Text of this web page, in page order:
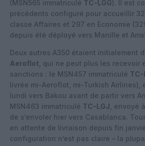
(MSN565 immatriculé TC-LGG). Il est
précédents configuré pour accueillir
classe Affaires et 297 en Economie
depuis été déployé vers Manille et
Deux autres A350 étaient initialement
Aeroflot , qui ne peut plus les recevoir
sanctions : le MSN457 immatriculé TC-
livrée mi-Aeroflot, mi-Turkish Airlines),
lundi vers Bakou avant de partir vers
MSN463 immatriculé TC-LGJ , envoyé
de s’envoler hier vers Casablanca.
en attente de livraison depuis fin
configuration n’est pas claire – la